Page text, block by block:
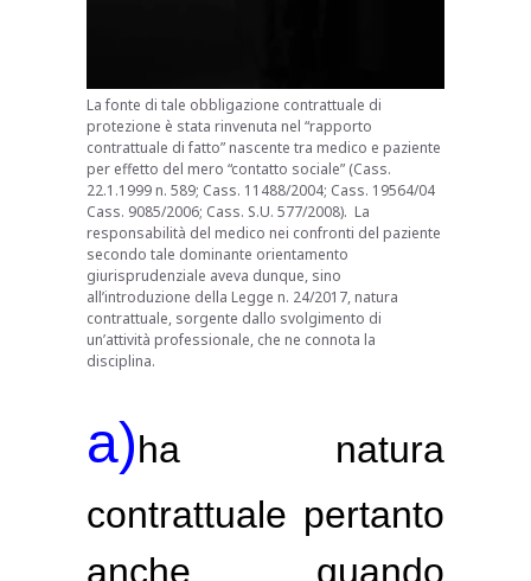
La fonte di tale obbligazione contrattuale di
protezione è stata rinvenuta nel “rapporto
contrattuale di fatto” nascente tra medico e paziente
per effetto del mero “contatto sociale” (Cass.
22.1.1999 n. 589; Cass. 11488/2004; Cass. 19564/04
Cass. 9085/2006; Cass. S.U. 577/2008). La
responsabilità del medico nei confronti del paziente
secondo tale dominante orientamento
giurisprudenziale aveva dunque, sino
all’introduzione della Legge n. 24/2017, natura
contrattuale, sorgente dallo svolgimento di
un’attività professionale, che ne connota la
disciplina.
a)ha natura
contrattuale pertanto
anche quando